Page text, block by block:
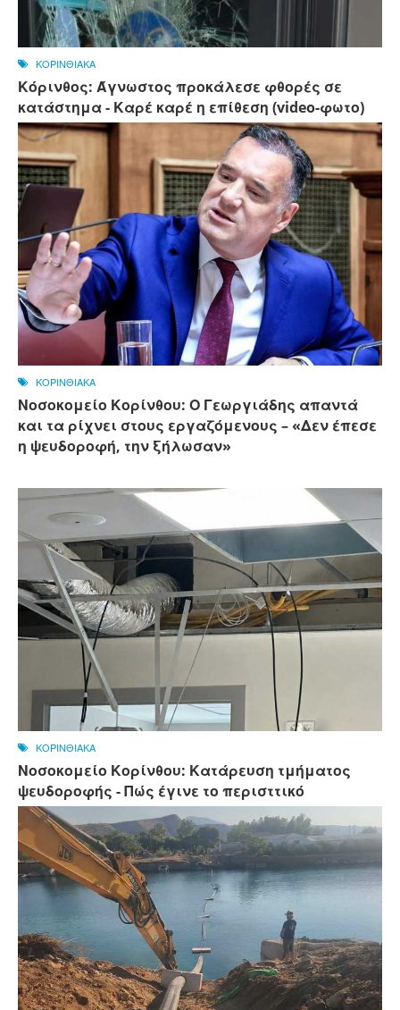
ΚΟΡΙΝΘΙΑΚΑ
Κόρινθος: Άγνωστος προκάλεσε φθορές σε
κατάστημα - Καρέ καρέ η επίθεση (video-φωτο)
ΚΟΡΙΝΘΙΑΚΑ
Νοσοκομείο Κορίνθου: Ο Γεωργιάδης απαντά
και τα ρίχνει στους εργαζόμενους – «Δεν έπεσε
η ψευδοροφή, την ξήλωσαν»
ΚΟΡΙΝΘΙΑΚΑ
Νοσοκομείο Κορίνθου: Κατάρευση τμήματος
ψευδοροφής - Πώς έγινε το περισττικό